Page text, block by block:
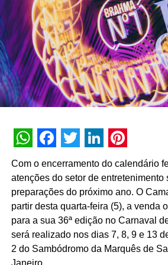
Agência:VMLY&R Brasil
Cliente:Colgate-Palmolive
Produto:Sorriso
Título:Especialista em refrescância
CCO: Sleyman Khodor
ECD:Roberto Rogoski
Direção de Criação:Denon
Redação:Felipe Choi
Dir. Arte:Diego Canhisares, Luiz
Evangelista
WhatsApp
Facebook
Twitter
LinkedIn
Com o encerramento do calendário
atenções do setor de entretenimento
preparações do próximo ano. O
partir desta quarta-feira (5), a venda
para a sua 36ª edição no Carnaval
será realizado nos dias 7, 8, 9 e 13
2 do Sambódromo da Marquês de